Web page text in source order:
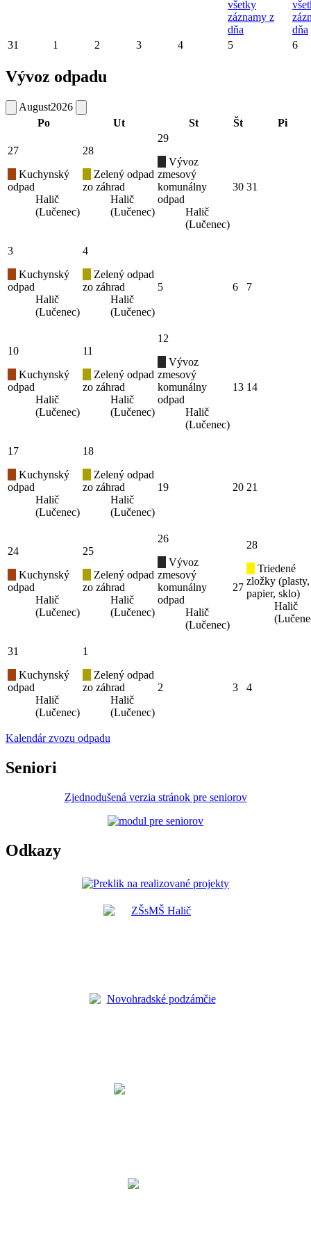
všetky
záznamy z
dňa
dňa
31
1 2 3 4 5 6
Vývoz odpadu
August2026
Po
Ut St Št Pi
27
Kuchynský
odpad
Halič
(Lučenec)
28
Zelený odpad
zo záhrad
Halič
(Lučenec)
29
Vývoz
zmesový
komunálny
odpad
Halič
(Lučenec)
30 31
3
Kuchynský
odpad
Halič
(Lučenec)
4
Zelený odpad
zo záhrad
Halič
(Lučenec)
5 6 7
10
Kuchynský
odpad
Halič
(Lučenec)
11
Zelený odpad
zo záhrad
Halič
(Lučenec)
12
Vývoz
zmesový
komunálny
odpad
Halič
(Lučenec)
13 14
17
Kuchynský
odpad
Halič
(Lučenec)
18
Zelený odpad
zo záhrad
Halič
(Lučenec)
19 20 21
24
Kuchynský
odpad
Halič
(Lučenec)
25
Zelený odpad
zo záhrad
Halič
(Lučenec)
26
Vývoz
zmesový
komunálny
odpad
Halič
(Lučenec)
27
28
Triedené
zložky (plasty,
papier, sklo)
Halič
31
Kuchynský
odpad
Halič
(Lučenec)
1
Zelený odpad
zo záhrad
Halič
(Lučenec)
2 3 4
Kalendár zvozu odpadu
Seniori
Zjednodušená verzia stránok pre seniorov
Odkazy